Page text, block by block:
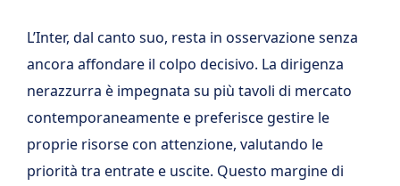
L’Inter, dal canto suo, resta in osservazione senza
ancora affondare il colpo decisivo. La dirigenza
nerazzurra è impegnata su più tavoli di mercato
contemporaneamente e preferisce gestire le
proprie risorse con attenzione, valutando le
priorità tra entrate e uscite. Questo margine di